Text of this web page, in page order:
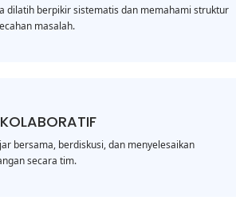
dilatih berpikir sistematis dan memahami struktur
masalah.
KOLABORATIF
bersama, berdiskusi, dan menyelesaikan
secara tim.